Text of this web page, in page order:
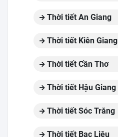
Thời tiết An Giang
Thời tiết Kiên Giang
Thời tiết Cần Thơ
Thời tiết Hậu Giang
Thời tiết Sóc Trăng
Thời tiết Bạc Liêu